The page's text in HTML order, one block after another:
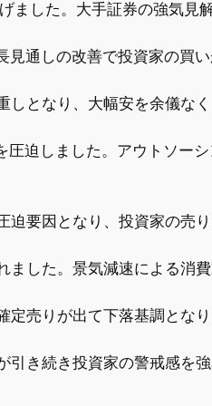
した。大手証券の強気見
通しの改善で投資家の買い
となり、大幅安を余儀なく
迫しました。アウトソー
要因となり、投資家の売り
した。景気減速による消費
売りが出て下落基調となり
き続き投資家の警戒感を強